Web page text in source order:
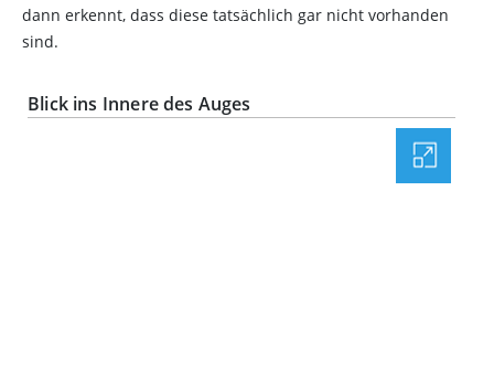
dann erkennt, dass diese tatsächlich gar nicht vorhanden
sind.
Blick ins Innere des Auges